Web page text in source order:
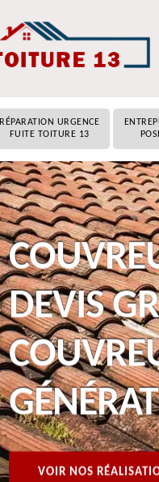
RÉPARATION URGENCE
FUITE TOITURE 13
DEVIS
VOIR NOS